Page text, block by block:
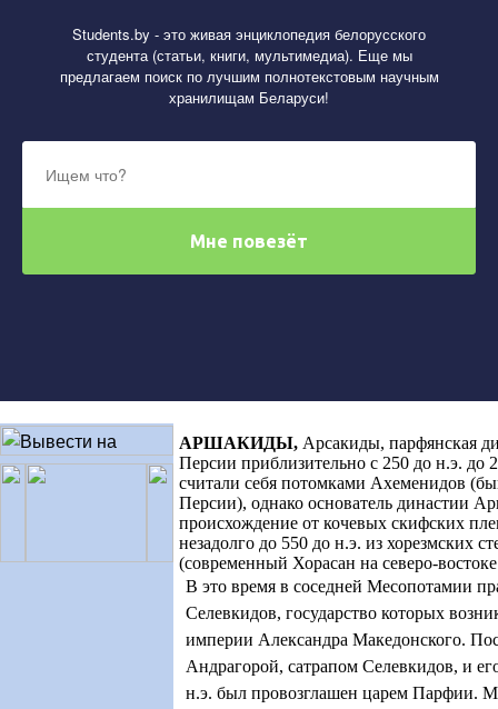
Students.by - это живая энциклопедия белорусского
студента (статьи, книги, мультимедиа). Еще мы
предлагаем поиск по лучшим полнотекстовым научным
хранилищам Беларуси!
АРШАКИДЫ, Арсакиды, парфянская
Персии приблизительно с 250 до н.э.
считали себя потомками Ахеменидов
Персии), однако основатель династии
происхождение от кочевых скифских
незадолго до 550 до н.э. из хорезмских
(современный Хорасан на северо-
В это время в соседней Месопотамии
Селевкидов, государство которых
империи Александра Македонского.
Андрагорой, сатрапом Селевкидов, и
н.э. был провозглашен царем Парфии.